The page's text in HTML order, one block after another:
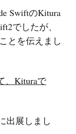
SwiftのKitura
でしたが、
とを伝えまし
、Kituraで
出展しまし